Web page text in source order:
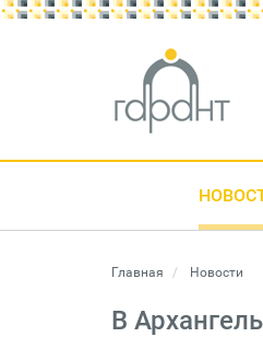
Главная Новости
В